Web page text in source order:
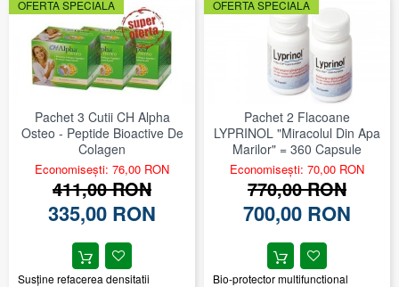
OFERTA SPECIALA
Pachet 3 Cutii CH Alpha
Osteo - Peptide Bioactive De
Colagen
Economisești: 76,00 RON
411,00 RON
335,00 RON
Susţine refacerea densitatii
OFERTA SPECIALA
Pachet 2 Flacoane
LYPRINOL "Miracolul Din Apa
Marilor" = 360 Capsule
Economisești: 70,00 RON
770,00 RON
700,00 RON
Bio-protector multifunctional